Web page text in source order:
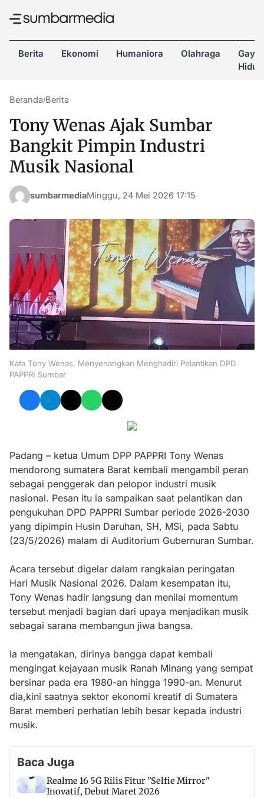
Berita Ekonomi Humaniora Olahraga
Gaya
Hidup
Beranda/Berita
Tony Wenas Ajak Sumbar
Bangkit Pimpin Industri
Musik Nasional
sumbarmediaMinggu, 24 Mei 2026 17:15
Kata Tony Wenas, Menyenangkan Menghadiri Pelantikan DPD
PAPPRI Sumbar
Padang – ketua Umum DPP PAPPRI Tony Wenas
mendorong sumatera Barat kembali mengambil peran
sebagai penggerak dan pelopor industri musik
nasional. Pesan itu ia sampaikan saat pelantikan dan
pengukuhan DPD PAPPRI Sumbar periode 2026-2030
yang dipimpin Husin Daruhan, SH, MSi, pada Sabtu
(23/5/2026) malam di Auditorium Gubernuran Sumbar.
Acara tersebut digelar dalam rangkaian peringatan
Hari Musik Nasional 2026. Dalam kesempatan itu,
Tony Wenas hadir langsung dan menilai momentum
tersebut menjadi bagian dari upaya menjadikan musik
sebagai sarana membangun jiwa bangsa.
Ia mengatakan, dirinya bangga dapat kembali
mengingat kejayaan musik Ranah Minang yang sempat
bersinar pada era 1980-an hingga 1990-an. Menurut
dia,kini saatnya sektor ekonomi kreatif di Sumatera
Barat memberi perhatian lebih besar kepada industri
musik.
Baca Juga
Realme 16 5G Rilis Fitur "Selfie Mirror"
Inovatif, Debut Maret 2026